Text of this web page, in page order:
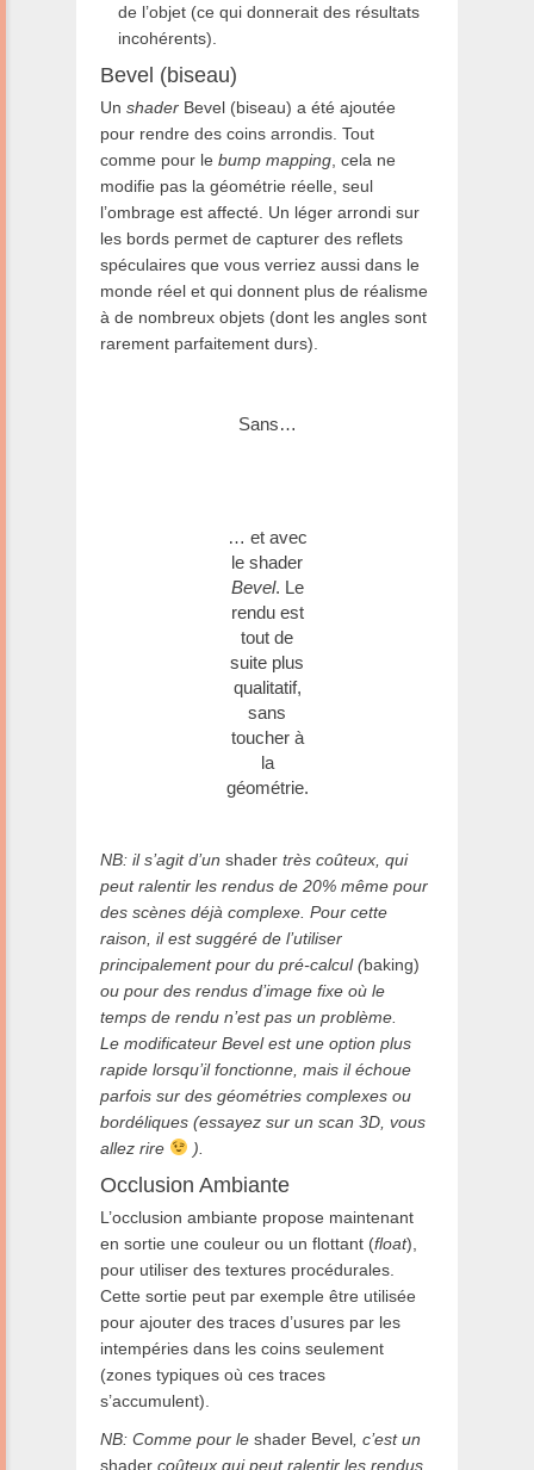
de l’objet (ce qui donnerait des résultats
incohérents).
Bevel (biseau)
Un shader Bevel (biseau) a été ajoutée
pour rendre des coins arrondis. Tout
comme pour le bump mapping , cela ne
modifie pas la géométrie réelle, seul
l’ombrage est affecté. Un léger arrondi sur
les bords permet de capturer des reflets
spéculaires que vous verriez aussi dans le
monde réel et qui donnent plus de réalisme
à de nombreux objets (dont les angles sont
rarement parfaitement durs).
Sans…
… et avec
le shader
Bevel. Le
rendu est
tout de
suite plus
qualitatif,
sans
toucher à
la
géométrie.
NB: il s’agit d’un shader très coûteux, qui
peut ralentir les rendus de 20% même pour
des scènes déjà complexe. Pour cette
raison, il est suggéré de l’utiliser
principalement pour du pré-calcul (baking)
ou pour des rendus d’image fixe où le
temps de rendu n’est pas un problème.
Le modificateur Bevel est une option plus
rapide lorsqu’il fonctionne, mais il échoue
parfois sur des géométries complexes ou
bordéliques (essayez sur un scan 3D, vous
allez rire
).
Occlusion Ambiante
L’occlusion ambiante propose maintenant
en sortie une couleur ou un flottant (float),
pour utiliser des textures procédurales.
Cette sortie peut par exemple être utilisée
pour ajouter des traces d’usures par les
intempéries dans les coins seulement
(zones typiques où ces traces
s’accumulent).
NB: Comme pour le shader Bevel , c’est un
shader coûteux qui peut ralentir les rendus